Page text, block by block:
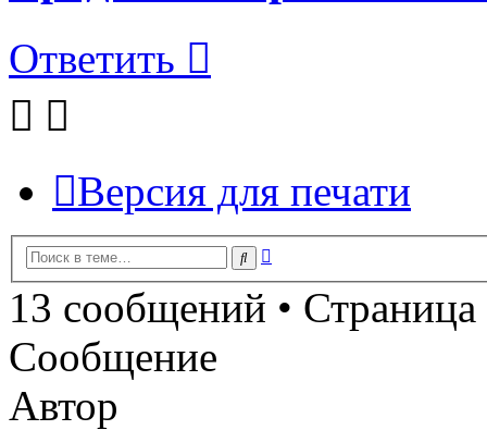
Ответить
Версия для печати
Поиск
13 сообщений • Страница
Сообщение
Автор